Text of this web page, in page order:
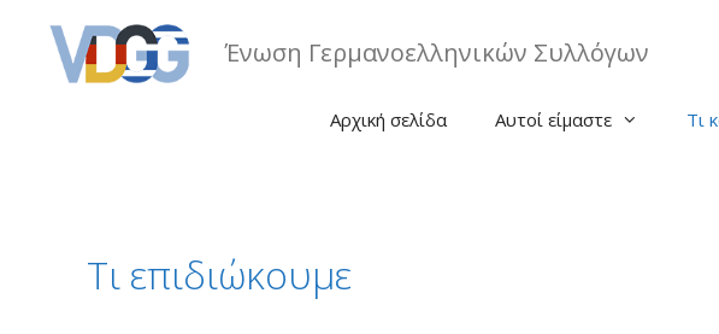
περιεχόμενο
Ένωση Γερμανοελληνικών Συλλόγων
Αρχική σελίδα Αυτοί είμαστε Τι
Τι επιδιώκουμε